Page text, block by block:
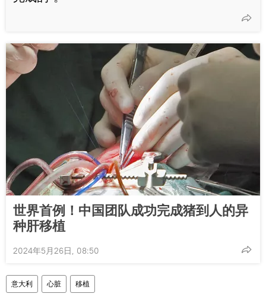
世界首例！中国团队成功完成猪到人的异
种肝移植
2024年5月26日, 08:50
意大利 心脏 移植